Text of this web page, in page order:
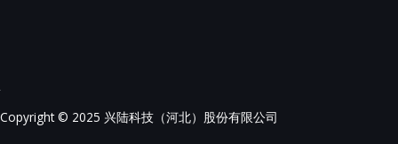
Copyright © 2025 兴陆科技（河北）股份有限公司